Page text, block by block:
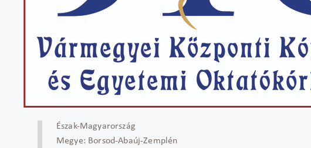
Észak-Magyarország
Megye: Borsod-Abaúj-Zemplén